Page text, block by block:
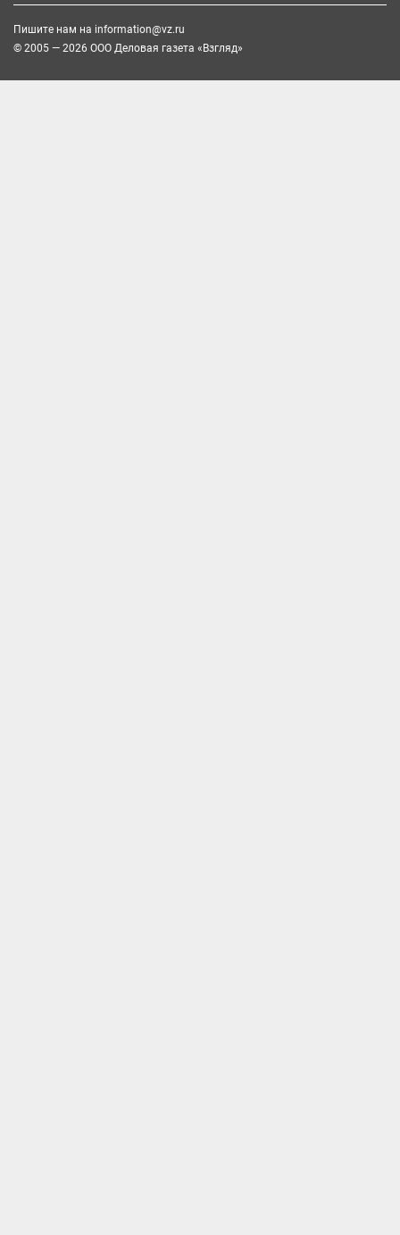
Пишите нам на information@vz.ru
© 2005 — 2026 ООО Деловая газета «Взгляд»